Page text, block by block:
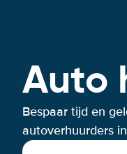
Auto
Bespaar tijd en
autoverhuurders